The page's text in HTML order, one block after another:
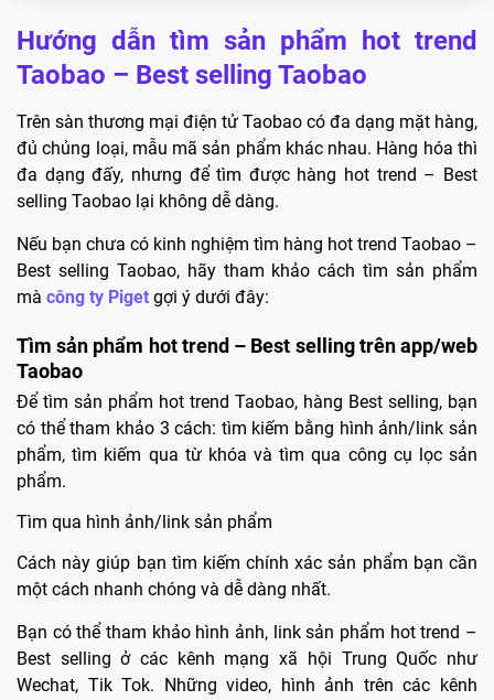
Hướng dẫn tìm sản phẩm hot trend
Taobao – Best selling Taobao
Trên sàn thương mại điện tử Taobao có đa dạng mặt hàng,
đủ chủng loại, mẫu mã sản phẩm khác nhau. Hàng hóa thì
đa dạng đấy, nhưng để tìm được hàng hot trend – Best
selling Taobao lại không dễ dàng.
Nếu bạn chưa có kinh nghiệm tìm hàng hot trend Taobao –
Best selling Taobao, hãy tham khảo cách tìm sản phẩm
mà công ty Piget gợi ý dưới đây:
Tìm sản phẩm hot trend – Best selling trên app/web
Taobao
Để tìm sản phẩm hot trend Taobao, hàng Best selling, bạn
có thể tham khảo 3 cách: tìm kiếm bằng hình ảnh/link sản
phẩm, tìm kiếm qua từ khóa và tìm qua công cụ lọc sản
phẩm.
Tìm qua hình ảnh/link sản phẩm
Cách này giúp bạn tìm kiếm chính xác sản phẩm bạn cần
một cách nhanh chóng và dễ dàng nhất.
Bạn có thể tham khảo hình ảnh, link sản phẩm hot trend –
Best selling ở các kênh mạng xã hội Trung Quốc như
Wechat, Tik Tok. Những video, hình ảnh trên các kênh